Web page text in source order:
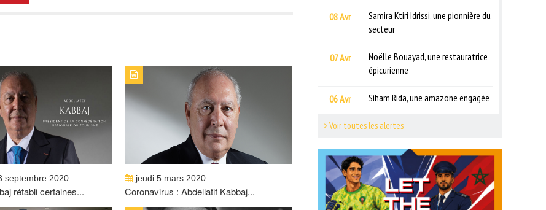
septembre 2020
rétabli certaines...
jeudi 5 mars 2020
Coronavirus : Abdellatif Kabbaj...
08 Avr
Samira Ktiri Idrissi, une pionnière du
secteur
07 Avr
Noëlle Bouayad, une restauratrice
épicurienne
06 Avr Siham Rida, une amazone engagée
> Voir toutes les alertes